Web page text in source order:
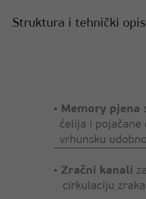
Struktura i tehnički opis